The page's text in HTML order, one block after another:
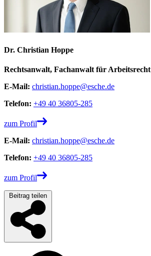
Dr. Christian Hoppe
Rechtsanwalt, Fachanwalt für Arbeitsrecht
E-Mail: christian.hoppe@esche.de
Telefon: +49 40 36805-285
zum Profil
E-Mail: christian.hoppe@esche.de
Telefon: +49 40 36805-285
zum Profil
Beitrag teilen